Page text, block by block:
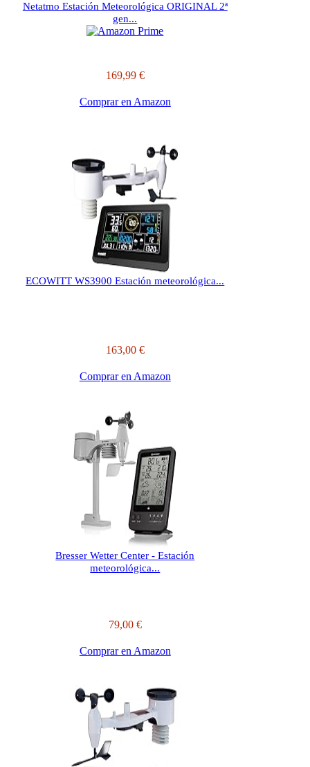
Netatmo Estación Meteorológica ORIGINAL 2ª
gen...
169,99 €
Comprar en Amazon
ECOWITT WS3900 Estación meteorológica...
163,00 €
Comprar en Amazon
Bresser Wetter Center - Estación
meteorológica...
79,00 €
Comprar en Amazon